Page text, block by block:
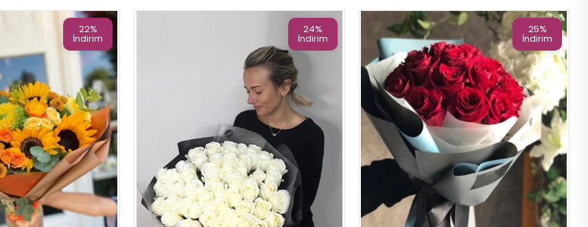
22%
İndirim
24%
İndirim
25%
İndirim